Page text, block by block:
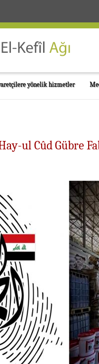
yönelik hizmetler
ul Cûd Gübre